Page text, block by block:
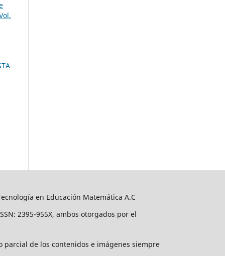
en Educación Matemática A.C
2395-955X, ambos otorgados por el
de los contenidos e imágenes siempre